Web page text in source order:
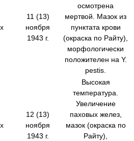
11 (13)
ноября
1943 г.
осмотрена
мертвой. Мазок из
пунктата крови
(окраска по Райту),
морфологически
положителен на Y.
pestis.
12 (13)
ноября
1943 г.
Высокая
температура.
Увеличение
паховых желез,
мазок (окраска по
Райту),